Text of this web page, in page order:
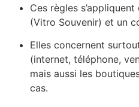
Ces règles
(Vitro Souvenir) et un
Elles concernent
(internet, téléphone,
mais aussi les
cas.